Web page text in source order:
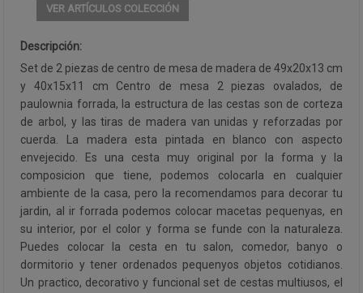
VER ARTÍCULOS COLECCIÓN
Descripción:
Set de 2 piezas de centro de mesa de madera de 49x20x13 cm
y 40x15x11 cm Centro de mesa 2 piezas ovalados, de
paulownia forrada, la estructura de las cestas son de corteza
de arbol, y las tiras de madera van unidas y reforzadas por
cuerda. La madera esta pintada en blanco con aspecto
envejecido. Es una cesta muy original por la forma y la
composicion que tiene, podemos colocarla en cualquier
ambiente de la casa, pero la recomendamos para decorar tu
jardin, al ir forrada podemos colocar macetas pequenyas, en
su interior, por el color y forma se funde con la naturaleza.
Puedes colocar la cesta en tu salon, comedor, banyo o
dormitorio y tener ordenados pequenyos objetos cotidianos.
Un practico, decorativo y funcional set de cestas multiusos, el